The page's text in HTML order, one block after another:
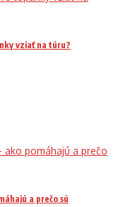
vziať na túru?
a prečo sú